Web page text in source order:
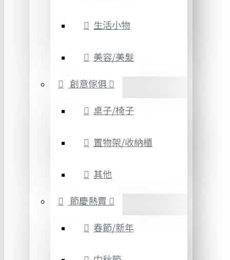
生活小物
美容/美髮
創意傢俱
桌子/椅子
置物架/收納櫃
其他
節慶熱賣
春節/新年